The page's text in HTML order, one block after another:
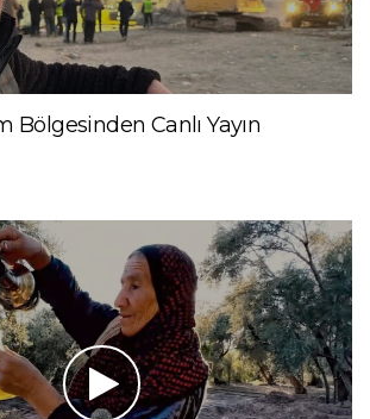
Bölgesinden Canlı Yayın